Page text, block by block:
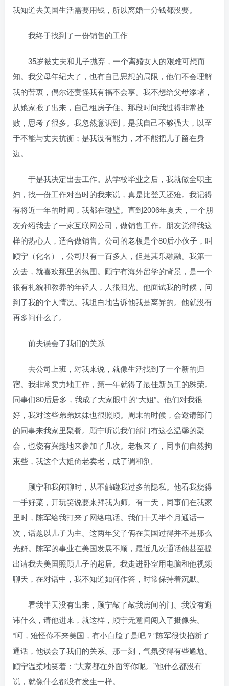
我知道去美国生活需要用钱，所以离婚一分钱都没要。
我终于找到了一份销售的工作
35岁被丈夫和儿子抛弃，一个离婚女人的艰难可想而
知。我父母年纪大了，也有自己思想的局限，他们不会理解
我的苦衷，偶尔还责怪我有福不会享。我不想给父母添堵，
从娘家搬了出来，自己租房子住。那段时间我过得非常挫
败，思考了很多。我忽然意识到，是我自己不够强大，以至
于不能与丈夫抗衡；是我没有能力，才不能把儿子留在身
边。
于是我决定出去工作。从学校毕业之后，我就做全职主
妇，找一份工作对当时的我来说，真是比登天还难。我记得
有将近一年的时间，我都在碰壁。直到2006年夏天，一个朋
友介绍我去了一家互联网公司，做销售工作。朋友觉得我这
样的热心人，适合做销售。公司的老板是个80后小伙子，叫
顾宁（化名），公司只有一百多人，但是其乐融融。我第一
次去，就喜欢那里的氛围。顾宁有海外留学的背景，是一个
很有礼貌和教养的年轻人，人很阳光。他面试我的时候，问
到了我的个人情况。我坦白地告诉他我是离异的。他就没有
再多问什么了。
前夫误会了我们的关系
去公司上班，对我来说，就像生活找到了一个新的归
宿。我非常卖力地工作，第一年就得了最佳新员工的殊荣。
同事们80后居多，我成了大家眼中的“大姐”。他们对我很
好，我对这些弟弟妹妹也很照顾。周末的时候，会邀请部门
的同事来我家里聚餐。顾宁听说我们部门有这么温馨的聚
会，也饶有兴趣地来参加了几次。老板来了，同事们自然拘
束些，我这个大姐倚老卖老，成了调和剂。
顾宁和我闲聊时，从不触碰我过多的隐私。他看我烧得
一手好菜，开玩笑说要来拜我为师。有一天，同事们在我家
里时，陈军给我打来了网络电话。我们十天半个月通话一
次，话题以儿子为主。这两年父子俩在美国过得并不是那么
光鲜。陈军的事业在美国发展不顺，最近几次通话他甚至提
出请我去美国照顾儿子的起居。我走进卧室用电脑和他视频
聊天，在对话中，我不知道如何作答，时常保持着沉默。
看我半天没有出来，顾宁敲了敲我房间的门。我没有避
讳什么，请他进来，就这样，顾宁无意间闯入了摄像头。
“呵，难怪你不来美国，有小白脸了是吧？”陈军很快掐断了
通话，他误会了我们的关系。那一刻，气氛变得有些尴尬。
顾宁温柔地笑着：“大家都在外面等你呢。”他什么都没有
说，就像什么都没有发生一样。